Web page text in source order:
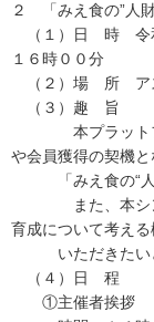
２ 「みえ食の”人
（１）日 時 令和
１６時００分
（２）場 所 アス
（３）趣 旨
本プラットフォ
や会員獲得の契機と
「みえ食の“人財
また、本シンポ
育成について考え
いただきたいと
（４）日 程
①主催者挨拶